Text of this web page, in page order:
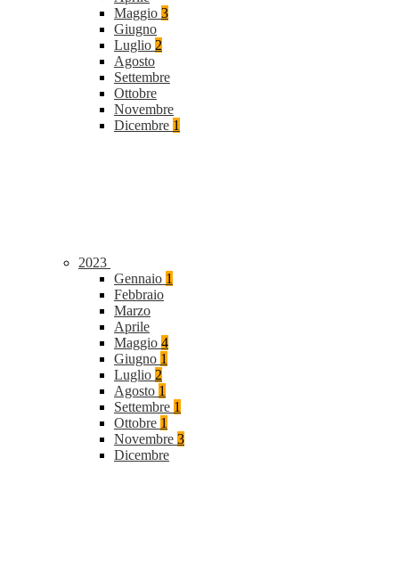
Maggio 3
Giugno
Luglio 2
Agosto
Settembre
Ottobre
Novembre
Dicembre 1
2023
Gennaio 1
Febbraio
Marzo
Aprile
Maggio 4
Giugno 1
Luglio 2
Agosto 1
Settembre 1
Ottobre 1
Novembre 3
Dicembre